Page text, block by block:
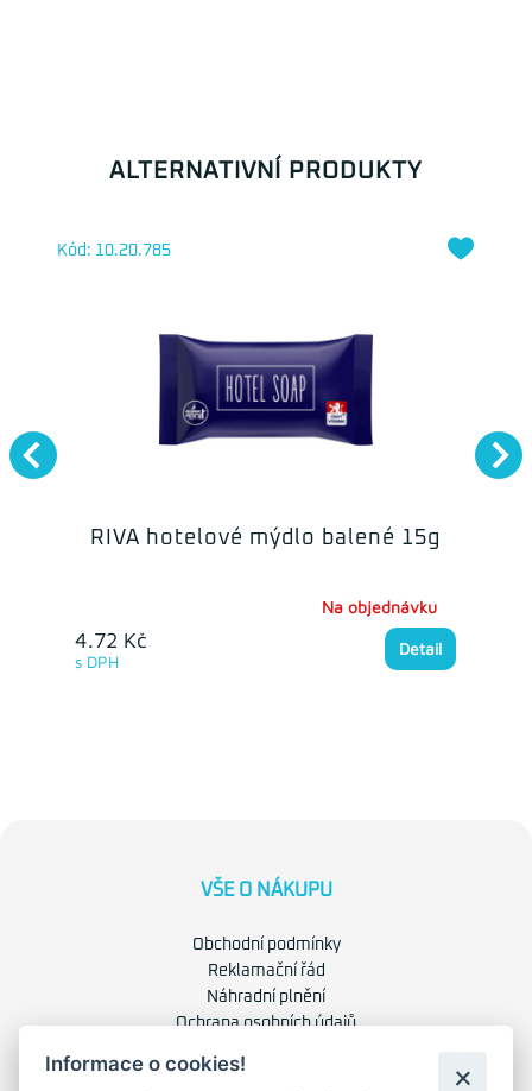
ALTERNATIVNÍ PRODUKTY
RIVA hotelové mýdlo balené 15g
Kód: 10.20.785
4.72 Kč
s DPH
Na objednávku
Detail
VŠE O NÁKUPU
Obchodní podmínky
Reklamační řád
Náhradní plnění
Ochrana osobních údajů
Informace o cookies!